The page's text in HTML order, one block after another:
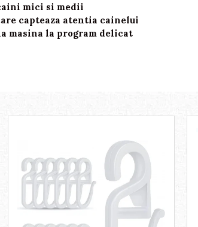
mici si medii
capteaza atentia cainelui
masina la program delicat